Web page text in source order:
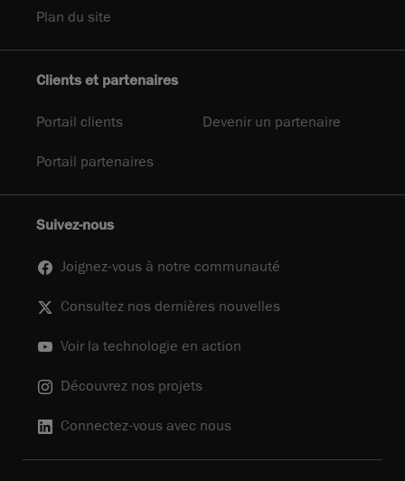
Plan du site
Clients et partenaires
Portail clients Devenir un partenaire
Portail partenaires
Suivez-nous
Joignez-vous à notre communauté
Consultez nos dernières nouvelles
Voir la technologie en action
Découvrez nos projets
Connectez-vous avec nous